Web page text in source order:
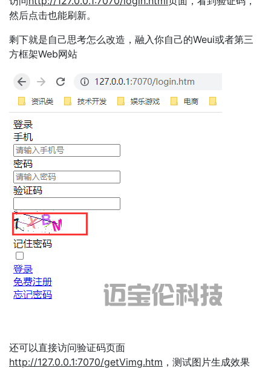
然后点击也能刷新。
剩下就是自己思考怎么改造，融入你自己的Weui或者第三
方框架Web网站
还可以直接访问验证码页面
http://127.0.0.1:7070/getVimg.htm ，测试图片生成效果